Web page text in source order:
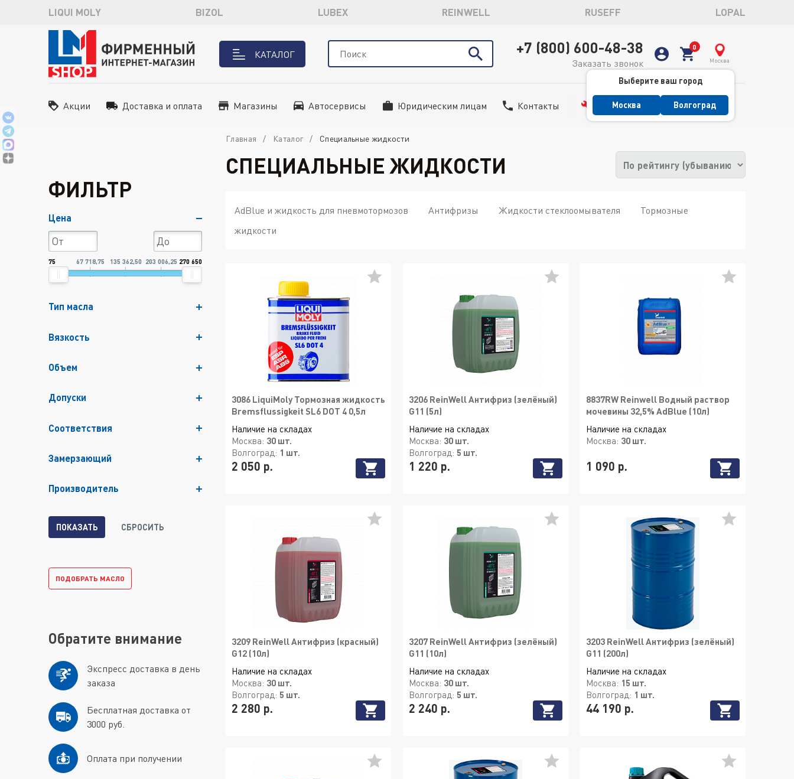
LIQUI MOLY BIZOL LUBEX REINWELL RUSEFF LOPAL
КАТАЛОГ +7 (800) 600-48-38
Заказать звонок Москва
Выберите ваш город
Москва Волгоград
Акции Доставка и оплата Магазины Автосервисы Юридическим лицам Контакты Сервис
Главная Каталог Специальные жидкости
ФИЛЬТР
Цена
75 67 718,75 135 362,50 203 006,25 270 650
Тип масла
Вязкость
Объем
Допуски
Соответствия
Замерзающий
Производитель
ПОДОБРАТЬ МАСЛО
Обратите внимание
Экспресс доставка в день
заказа
Бесплатная доставка от
3000 руб.
Оплата при получении
СПЕЦИАЛЬНЫЕ ЖИДКОСТИ
AdBlue и жидкость для пневмотормозов Антифризы Жидкости стеклоомывателя
Тормозные
жидкости
3086 LiquiMoly Тормозная жидкость
Bremsflussigkeit SL6 DOT 4 0,5л
Наличие на складах
Москва: 30 шт.
Волгоград: 1 шт.
2 050 р.
3206 ReinWell Антифриз (зелёный)
G11 (5л)
Наличие на складах
Москва: 30 шт.
Волгоград: 5 шт.
1 220 р.
8837RW Reinwell Водный раствор
мочевины 32,5% AdBlue (10л)
Наличие на складах
Москва: 30 шт.
1 090 р.
3209 ReinWell Антифриз (красный)
G12 (10л)
Наличие на складах
Москва: 30 шт.
Волгоград: 5 шт.
2 280 р.
3207 ReinWell Антифриз (зелёный)
G11 (10л)
Наличие на складах
Москва: 30 шт.
Волгоград: 5 шт.
2 240 р.
3203 ReinWell Антифриз (зелёный)
G11 (200л)
Наличие на складах
Москва: 15 шт.
Волгоград: 1 шт.
44 190 р.